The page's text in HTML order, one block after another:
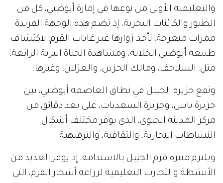
والتعليمية الأولى من نوعها في إمارة أبوظبي، كل من
الطيور والكائنات البحرية، إذ تضم هذه الوجهة الفريدة
ممرات متعرجة، تأخذ زوارها عبر غابات القرم؛ لاكتشاف
طبيعة أبوظبي الخلابة، ومشاهدة الحياة البرية الرائعة،
مثل: السلاحف، ومالك الحزين، والغزلان، وغيرها.
وتقع جزيرة الجبيل في نطاق العاصمة أبوظبي، بين
جزيرة ياس، وجزيرة السعديات، على بعد دقائق من
مركز المدينة الحيوي، الذي يوفر مختلف أشكال
النشاطات التجارية، والثقافية، والترفيهية.
ويلتزم منتزه قرم الجبيل بالاستدامة، إذ يوفر العديد من
الأنشطة والتجارب التعليمية لزراعة أشجار القرم، التي